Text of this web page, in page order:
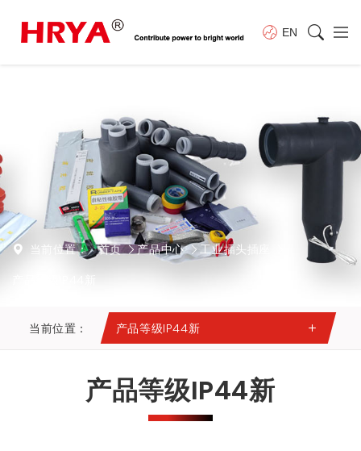
EN
当前位置： 首页 产品中心
工业插头插座
当前位置： 产品等级IP44新
产品等级IP44新